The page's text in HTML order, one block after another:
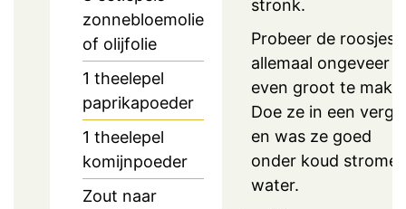
zonnebloemolie
of olijfolie
1 theelepel
paprikapoeder
1 theelepel
komijnpoeder
Zout naar
stronk.
Probeer de roosjes
allemaal ongeveer
even groot te
Doe ze in een
en was ze goed
onder koud
water.